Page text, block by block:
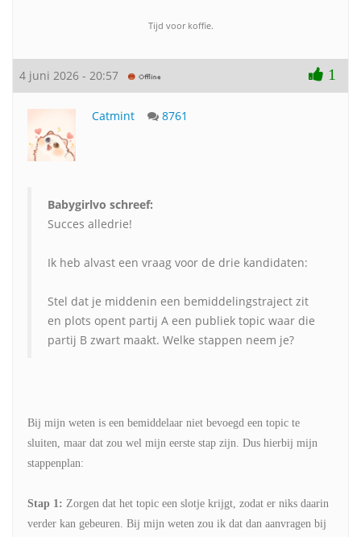
Tijd voor koffie.
4 juni 2026 - 20:57 1
Catmint 8761
Babygirlvo schreef:
Succes alledrie!
Ik heb alvast een vraag voor de drie kandidaten:
Stel dat je middenin een bemiddelingstraject zit
en plots opent partij A een publiek topic waar die
partij B zwart maakt. Welke stappen neem je?
Bij mijn weten is een bemiddelaar niet bevoegd een topic te
sluiten, maar dat zou wel mijn eerste stap zijn. Dus hierbij mijn
stappenplan:
Stap 1: Zorgen dat het topic een slotje krijgt, zodat er niks daarin
verder kan gebeuren. Bij mijn weten zou ik dat dan aanvragen bij